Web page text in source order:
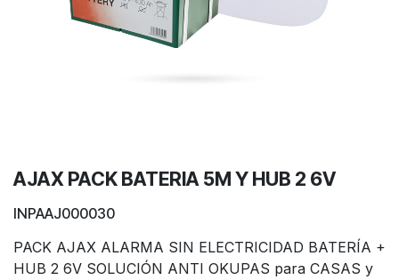
AJAX PACK BATERIA 5M Y HUB 2 6V
INPAAJ000030
PACK AJAX ALARMA SIN ELECTRICIDAD BATERÍA +
HUB 2 6V SOLUCIÓN ANTI OKUPAS para CASAS y